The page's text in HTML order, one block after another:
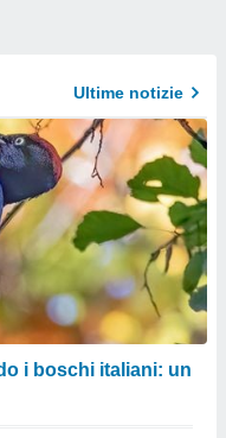
Ultime notizie
i boschi italiani: un